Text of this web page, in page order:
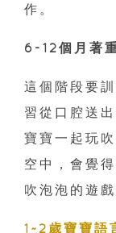
作。
6-12個月著
這個階段要
習從口腔送
寶寶一起玩
空中，會覺
吹泡泡的遊戲
1~2歲寶寶語